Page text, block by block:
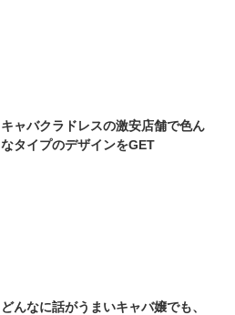
キャバクラドレスの激安店舗で色ん
なタイプのデザインをGET
どんなに話がうまいキャバ嬢でも、